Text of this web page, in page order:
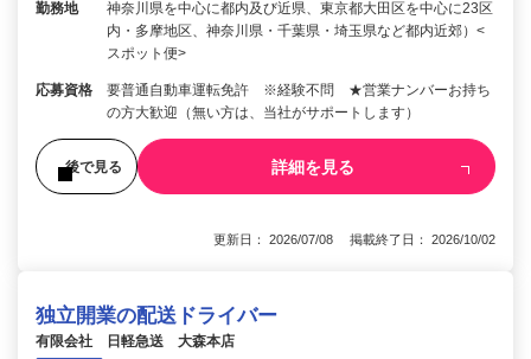
勤務地
神奈川県を中心に都内及び近県、東京都大田区を中心に23区
内・多摩地区、神奈川県・千葉県・埼玉県など都内近郊）<
スポット便>
応募資格
要普通自動車運転免許 ※経験不問 ★営業ナンバーお持ち
の方大歓迎（無い方は、当社がサポートします）
後で見る 詳細を見る
更新日： 2026/07/08 掲載終了日： 2026/10/02
独立開業の配送ドライバー
有限会社 日軽急送 大森本店